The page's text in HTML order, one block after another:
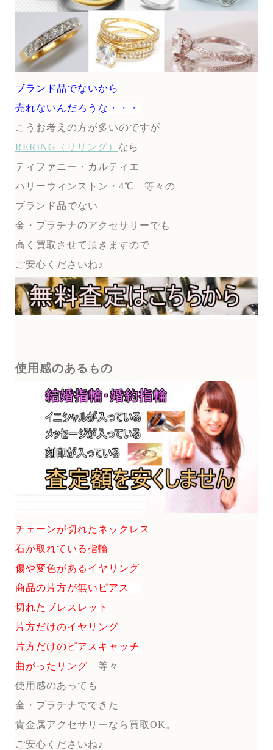
ブランド品でないから
売れないんだろうな・・・
こうお考えの方が多いのですが
RERING（リリング） なら
ティファニー・カルティエ
ハリーウィンストン・4℃ 等々の
ブランド品でない
金・プラチナのアクセサリーでも
高く買取させて頂きますので
ご安心くださいね♪
使用感のあるもの
チェーンが切れたネックレス
石が取れている指輪
傷や変色があるイヤリング
商品の片方が無いピアス
切れたブレスレット
片方だけのイヤリング
片方だけのピアスキャッチ
曲がったリング
等々
使用感のあっても
金・プラチナでできた
貴金属アクセサリーなら買取OK。
ご安心くださいね♪